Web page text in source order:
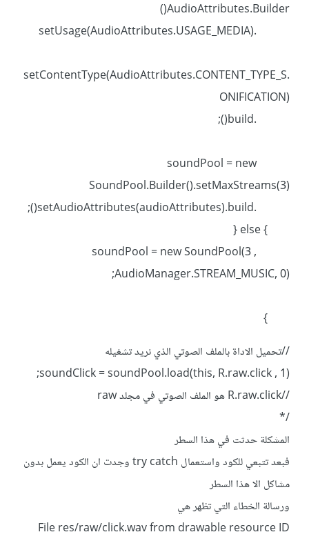
AudioAttributes.Builder()
.setContentType(AudioAttributes.CONTENT_TYPE_S
ONIFICATION)
soundPool = new
SoundPool.Builder().setMaxStreams(3)
} else {
soundPool = new SoundPool(3 ,
AudioManager.STREAM_MUSIC, 0);
}
//تحميل الاداة بالملف الصوتي الذي نريد تشغيله
soundClick = soundPool.load(this, R.raw.click , 1);
//R.raw.click هو الملف الصوتي في مجلد raw
/*
المشكلة حدثت في هذا السطر
فبعد تتبعي للكود واستعمال try catch وجدت ان الكود يعمل بدون
مشاكل الا هذا السطر
ورسالة الخطاء التي تظهر هي
File res/raw/click.wav from drawable resource ID